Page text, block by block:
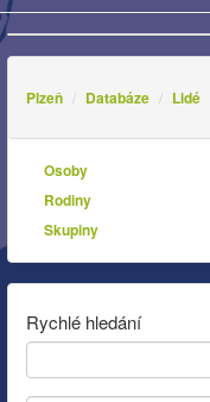
Plzeň Databáze Lidé
Osoby
Rodiny
Skupiny
Rychlé hledání